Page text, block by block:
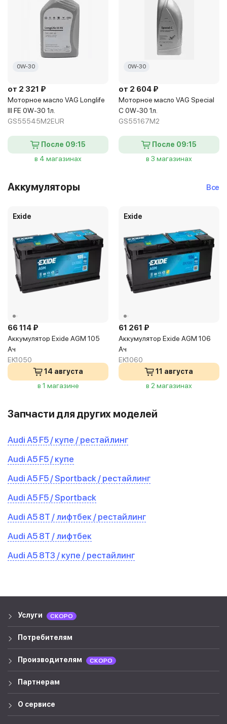
0W-30
от 2 321 ₽
Моторное масло VAG Longlife
III FE 0W-30 1л.
GS55545M2EUR
После 09:15
в 4 магазинах
0W-30
от 2 604 ₽
Моторное масло VAG Special
C 0W-30 1л.
GS55167M2
После 09:15
в 3 магазинах
Аккумуляторы Все
Exide
66 114 ₽
Аккумулятор Exide AGM 105
Ач
EK1050
14 августа
в 1 магазине
Exide
61 261 ₽
Аккумулятор Exide AGM 106
Ач
EK1060
11 августа
в 2 магазинах
Запчасти для других моделей
Audi A5 F5 / купе / рестайлинг
Audi A5 F5 / купе
Audi A5 F5 / Sportback / рестайлинг
Audi A5 F5 / Sportback
Audi A5 8T / лифтбек / рестайлинг
Audi A5 8T / лифтбек
Audi A5 8T3 / купе / рестайлинг
Услуги СКОРО
Потребителям
Производителям СКОРО
Партнерам
О сервисе